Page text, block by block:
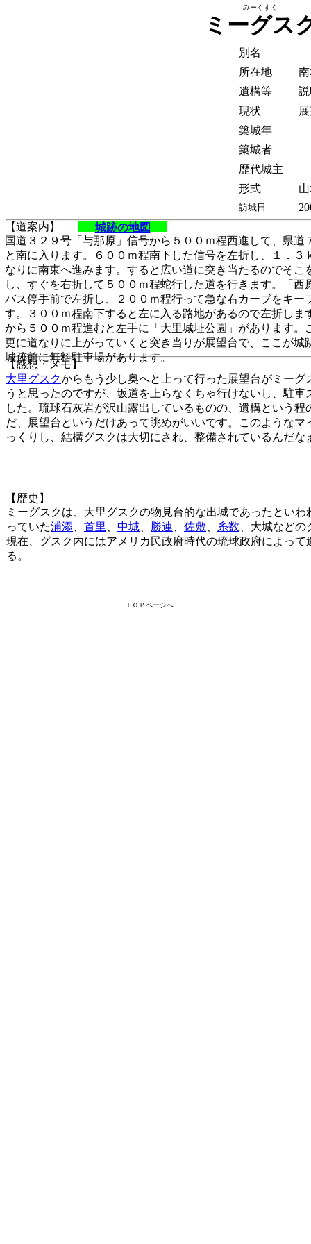
城跡の地図
ミーグス
別名
所在地
遺構等
現状
築城年
築城者
歴代城主
形式
訪城日
【道案内】
【感想・メモ】
みーぐすく
【歴史】
ＴＯＰページへ
国道３２９号「与那原」信号から５００ｍ程西進して、県道
と南に入ります。６００ｍ程南下した信号を左折し、１．３
なりに南東へ進みます。すると広い道に突き当たるのでそこ
し、すぐを右折して５００ｍ程蛇行した道を行きます。「西
バス停手前で左折し、２００ｍ程行って急な右カーブをキー
す。３００ｍ程南下すると左に入る路地があるので左折しま
から５００ｍ程進むと左手に「大里城址公園」があります。
更に道なりに上がっていくと突き当りが展望台で、ここが城
城跡前に無料駐車場があります。
大里グスクからもう少し奥へと上って行った展望台がミー
うと思ったのですが、坂道を上らなくちゃ行けないし、駐
した。琉球石灰岩が沢山露出しているものの、遺構という
だ、展望台というだけあって眺めがいいです。このような
っくりし、結構グスクは大切にされ、整備されているんだな
ミーグスクは、大里グスクの物見台的な出城であったとい
っていた浦添 首里 中城 勝連 佐敷 糸数 、大城など
現在、グスク内にはアメリカ民政府時代の琉球政府によっ
る。